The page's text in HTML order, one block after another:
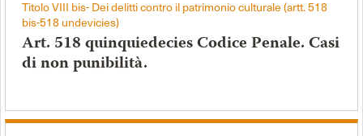
Titolo VIII bis- Dei delitti contro il patrimonio culturale (artt. 518
bis-518 undevicies)
Art. 518 quinquiedecies Codice Penale. Casi
di non punibilità.